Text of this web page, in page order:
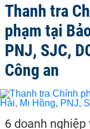
Thanh tra
phạm tại
PNJ, SJC,
Công an
6 doanh